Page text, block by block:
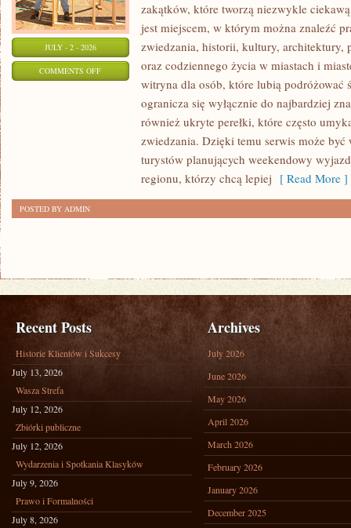
JULY - 2 - 2026
COMMENTS OFFON
zakątków, które tworzą niezwykle
jest miejscem, w którym można znaleźć
zwiedzania, historii, kultury, architektury,
oraz codziennego życia w miastach i
witryna dla osób, które lubią podróżować
ogranicza się wyłącznie do najbardziej
również ukryte perełki, które często
zwiedzania. Dzięki temu serwis może
turystów planujących weekendowy
regionu, którzy chcą lepiej [ Read More ]
POSTED BY ADMIN
Recent Posts
Historie Klientów i Sukcesy
July 13, 2026
Wasza Strefa
July 12, 2026
Zbiórki publiczne
July 12, 2026
Wydarzenia i Spotkania Klasyków
July 9, 2026
Prawo i Formalności
July 8, 2026
Archives
July 2026
June 2026
May 2026
April 2026
March 2026
February 2026
January 2026
December 2025